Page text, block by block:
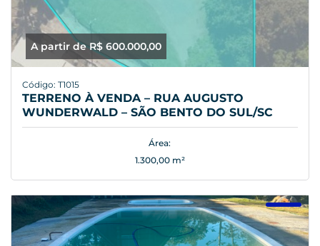
A partir de R$ 600.000,00
Código: T1015
TERRENO À VENDA – RUA AUGUSTO
WUNDERWALD – SÃO BENTO DO SUL/SC
Área:
1.300,00 m²